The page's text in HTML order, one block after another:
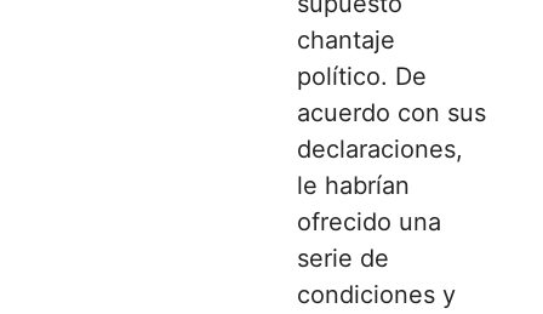
chantaje
político. De
acuerdo con sus
declaraciones,
le habrían
ofrecido una
serie de
condiciones y